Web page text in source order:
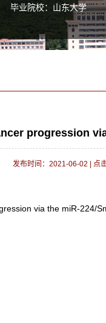
毕业院校：山东大学
学科：病原生物学
progression
发布时间：2021-06-02 点
via the miR-224/